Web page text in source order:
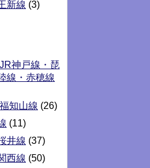
新線 (3)
神戸線・琵
線・赤穂線
知山線 (26)
(11)
井線 (37)
西線 (50)